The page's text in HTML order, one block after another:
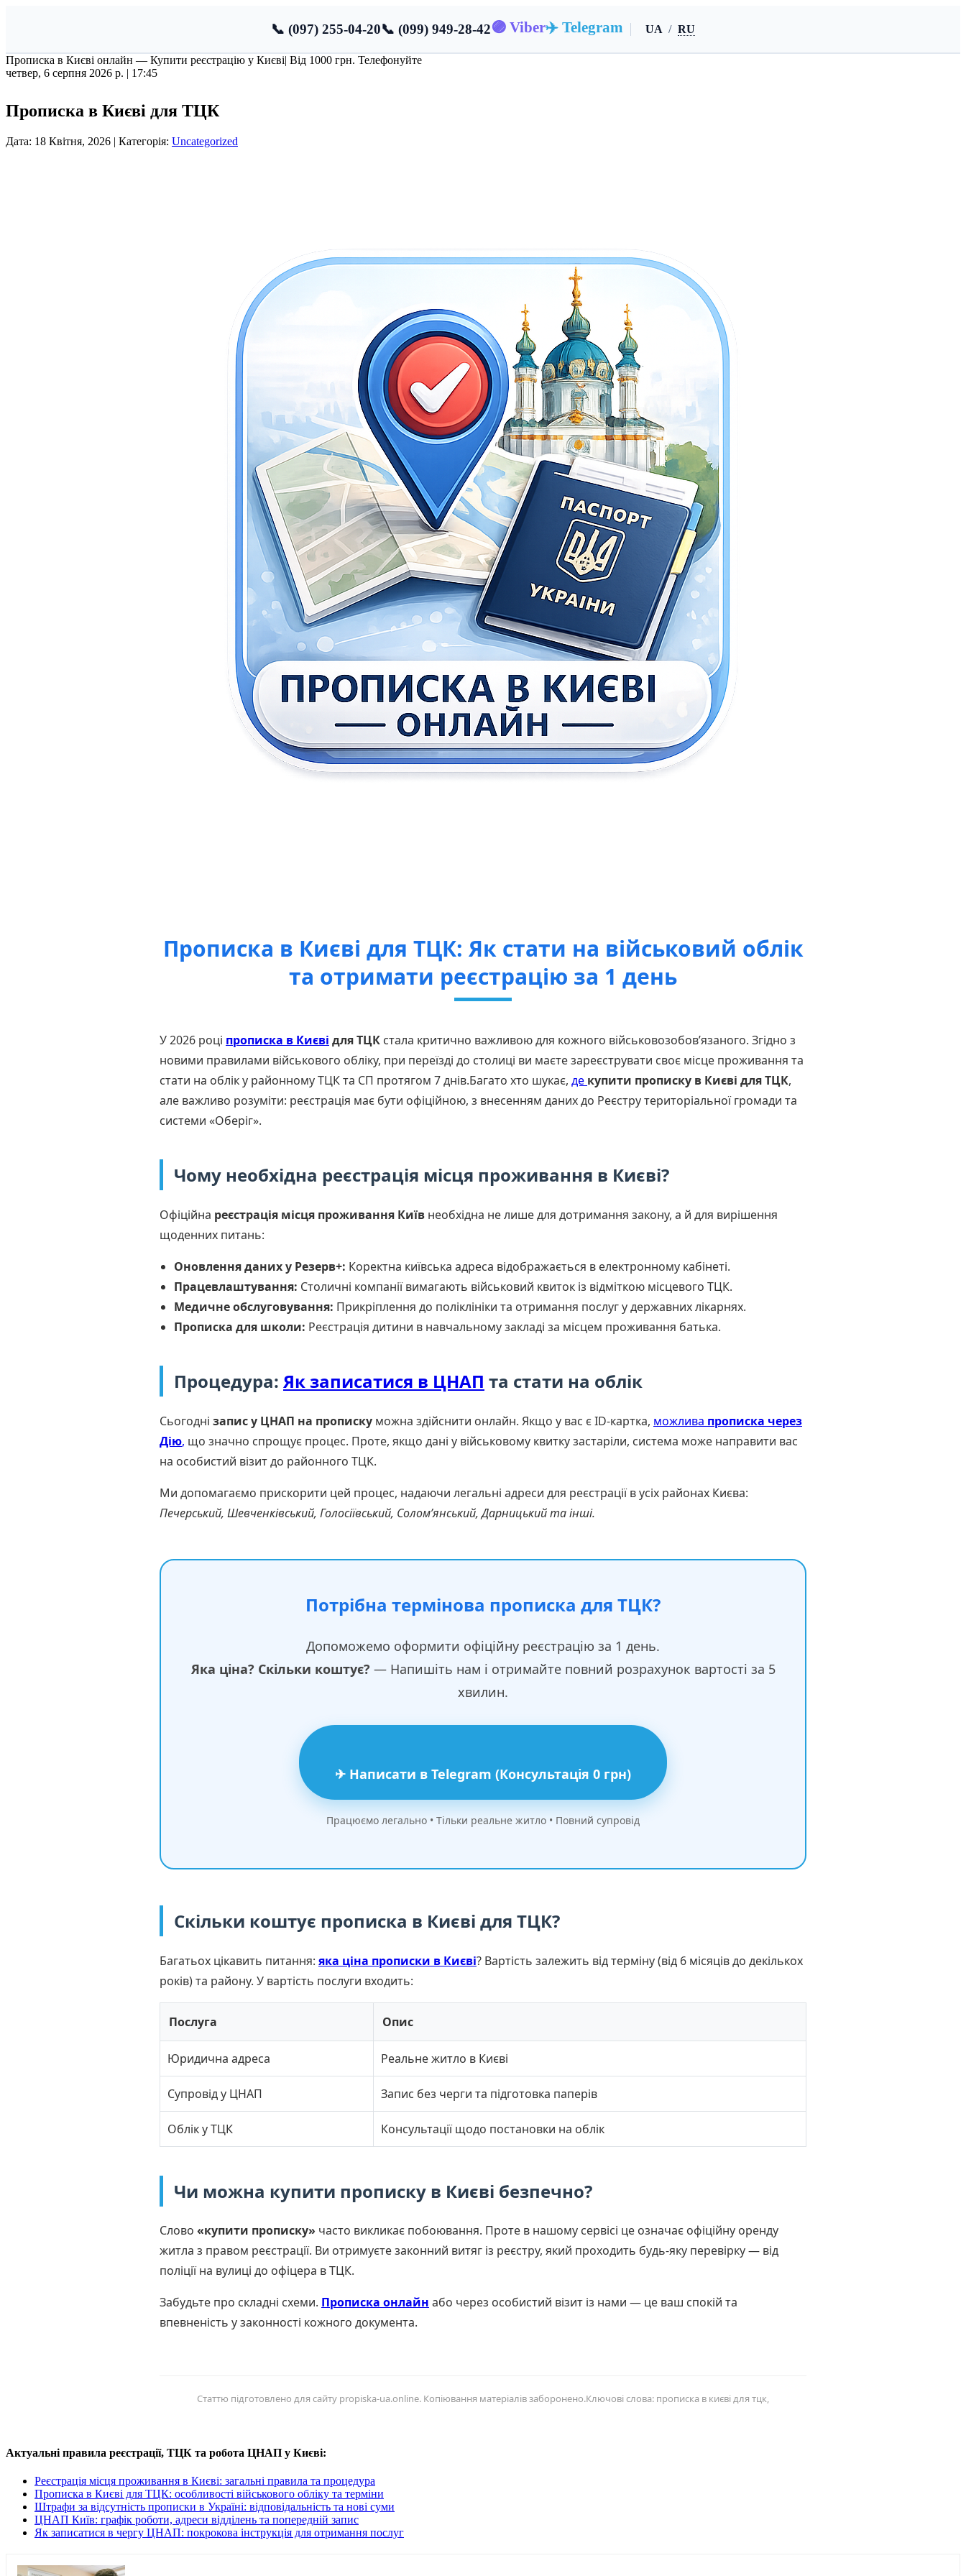
📞 (097) 255-04-20📞 (099) 949-28-42🟣 Viber✈️ Telegram UA / RU
Прописка в Києві онлайн — Купити реєстрацію у Києві| Від 1000 грн. Телефонуйте
четвер, 6 серпня 2026 р. | 17:45
Прописка в Києві для ТЦК
Дата: 18 Квітня, 2026 | Категорія: Uncategorized
Прописка в Києві для ТЦК: Як стати на військовий облік
та отримати реєстрацію за 1 день
У 2026 році прописка в Києві для ТЦК стала критично важливою для кожного військовозобов’язаного. Згідно з
новими правилами військового обліку, при переїзді до столиці ви маєте зареєструвати своє місце проживання та
стати на облік у районному ТЦК та СП протягом 7 днів.Багато хто шукає, де купити прописку в Києві для ТЦК,
але важливо розуміти: реєстрація має бути офіційною, з внесенням даних до Реєстру територіальної громади та
системи «Оберіг».
Чому необхідна реєстрація місця проживання в Києві?
Офіційна реєстрація місця проживання Київ необхідна не лише для дотримання закону, а й для вирішення
щоденних питань:
Оновлення даних у Резерв+: Коректна київська адреса відображається в електронному кабінеті.
Працевлаштування: Столичні компанії вимагають військовий квиток із відміткою місцевого ТЦК.
Медичне обслуговування: Прикріплення до поліклініки та отримання послуг у державних лікарнях.
Прописка для школи: Реєстрація дитини в навчальному закладі за місцем проживання батька.
Процедура: Як записатися в ЦНАП та стати на облік
Сьогодні запис у ЦНАП на прописку можна здійснити онлайн. Якщо у вас є ID-картка, можлива прописка через
Дію, що значно спрощує процес. Проте, якщо дані у військовому квитку застаріли, система може направити вас
на особистий візит до районного ТЦК.
Ми допомагаємо прискорити цей процес, надаючи легальні адреси для реєстрації в усіх районах Києва:
Печерський, Шевченківський, Голосіївський, Солом’янський, Дарницький та інші.
Потрібна термінова прописка для ТЦК?
Допоможемо оформити офіційну реєстрацію за 1 день.
Яка ціна? Скільки коштує? — Напишіть нам і отримайте повний розрахунок вартості за 5
хвилин.
✈ Написати в Telegram (Консультація 0 грн)
Працюємо легально • Тільки реальне житло • Повний супровід
Скільки коштує прописка в Києві для ТЦК?
Багатьох цікавить питання: яка ціна прописки в Києві? Вартість залежить від терміну (від 6 місяців до декількох
років) та району. У вартість послуги входить:
Послуга Опис
Юридична адреса Реальне житло в Києві
Супровід у ЦНАП Запис без черги та підготовка паперів
Облік у ТЦК Консультації щодо постановки на облік
Чи можна купити прописку в Києві безпечно?
Слово «купити прописку» часто викликає побоювання. Проте в нашому сервісі це означає офіційну оренду
житла з правом реєстрації. Ви отримуєте законний витяг із реєстру, який проходить будь-яку перевірку — від
поліції на вулиці до офіцера в ТЦК.
Забудьте про складні схеми. Прописка онлайн або через особистий візит із нами — це ваш спокій та
впевненість у законності кожного документа.
Статтю підготовлено для сайту propiska-ua.online. Копіювання матеріалів заборонено.Ключові слова: прописка в києві для тцк,
Актуальні правила реєстрації, ТЦК та робота ЦНАП у Києві:
Реєстрація місця проживання в Києві: загальні правила та процедура
Прописка в Києві для ТЦК: особливості військового обліку та терміни
Штрафи за відсутність прописки в Україні: відповідальність та нові суми
ЦНАП Київ: графік роботи, адреси відділень та попередній запис
Як записатися в чергу ЦНАП: покрокова інструкція для отримання послуг